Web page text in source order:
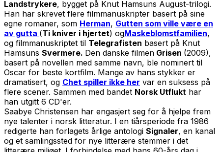
Landstrykere, bygget på Knut Hamsuns August-trilogi.
Han har skrevet flere filmmanuskripter basert på sine
egne romaner, som Herman, Gutten som ville være en
av gutta (Ti kniver i hjertet) ogMaskeblomstfamilien,
og filmmanuskriptet til Telegrafisten basert på Knut
Hamsuns Svermere. Den danske filmen Grisen (2009),
basert på novellen med samme navn, ble nominert til
Oscar for beste kortfilm. Mange av hans stykker er
dramatisert, og Chet spiller ikke her var en suksess på
flere scener. Sammen med bandet Norsk Utflukt har
han utgitt 6 CD'er.
Saabye Christensen har engasjert seg for å hjelpe frem
nye talenter i norsk litteratur. I en tiårsperiode fra 1986
redigerte han forlagets årlige antologi Signaler, en kanal
og et samlingssted for nye litterære stemmer i det